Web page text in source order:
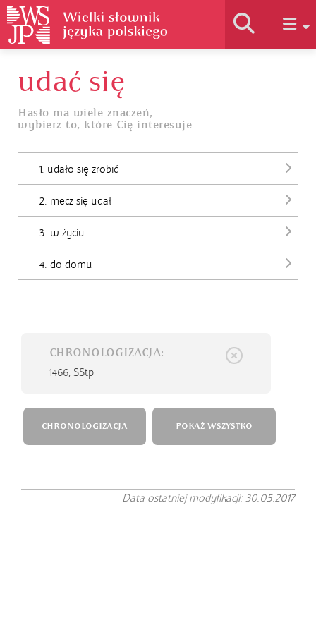
Historia słownika
Jak korzystać
Podstawy naukowe
udać się
Hasło ma wiele znaczeń,
wybierz to, które Cię interesuje
1. udało się zrobić
2. mecz się udał
3. w życiu
4. do domu
CHRONOLOGIZACJA:
1466, SStp
CHRONOLOGIZACJA POKAŻ WSZYSTKO
Data ostatniej modyfikacji: 30.05.2017